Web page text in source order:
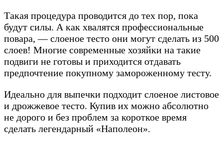
Такая процедура проводится до тех пор, пока
будут силы. А как хвалятся профессиональные
повара, — слоеное тесто они могут сделать из 500
слоев! Многие современные хозяйки на такие
подвиги не готовы и приходится отдавать
предпочтение покупному замороженному тесту.
Идеально для выпечки подходит слоеное листовое
и дрожжевое тесто. Купив их можно абсолютно
не дорого и без проблем за короткое время
сделать легендарный «Наполеон».